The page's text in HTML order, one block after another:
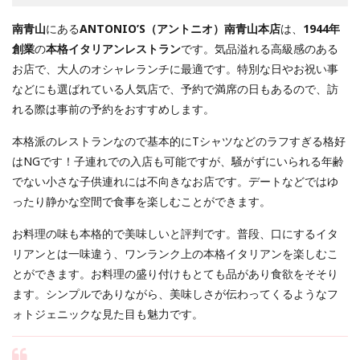
南青山にあるANTONIO’S（アントニオ）南青山本店は、 1944年
創業の本格イタリアンレストランです。気品溢れる高級感のある
お店で、大人のオシャレランチに最適です。特別な日やお祝い事
などにも選ばれている人気店で、予約で満席の日もあるので、訪
れる際は事前の予約をおすすめします。
本格派のレストランなので基本的にTシャツなどのラフすぎる格好
はNGです！子連れでの入店も可能ですが、騒がずにいられる年齢
でない小さな子供連れには不向きなお店です。デートなどではゆ
ったり静かな空間で食事を楽しむことができます。
お料理の味も本格的で美味しいと評判です。普段、口にするイタ
リアンとは一味違う、ワンランク上の本格イタリアンを楽しむこ
とができます。お料理の盛り付けもとても品があり食欲をそそり
ます。シンプルでありながら、美味しさが伝わってくるようなフ
ォトジェニックな見た目も魅力です。